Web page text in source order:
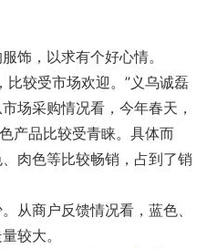
饰，以求有个好心情。
比较受市场欢迎。”义乌诚磊
场采购情况看，今年春天，
产品比较受青睐。具体而
肉色等比较畅销，占到了销
从商户反馈情况看，蓝色、
较大。